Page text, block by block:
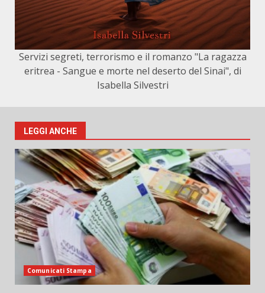
Servizi segreti, terrorismo e il romanzo "La ragazza
eritrea - Sangue e morte nel deserto del Sinai", di
Isabella Silvestri
LEGGI ANCHE
Comunicati Stampa